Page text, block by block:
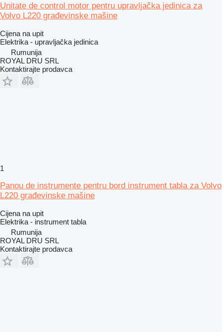
Unitate de control motor pentru upravljačka jedinica za
Volvo L220 građevinske mašine
Cijena na upit
Elektrika - upravljačka jedinica
Rumunija
ROYAL DRU SRL
Kontaktirajte prodavca
1
Panou de instrumente pentru bord instrument tabla za Volvo
L220 građevinske mašine
Cijena na upit
Elektrika - instrument tabla
Rumunija
ROYAL DRU SRL
Kontaktirajte prodavca